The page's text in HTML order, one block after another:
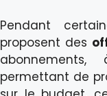
Pendant
proposent des
permettant de